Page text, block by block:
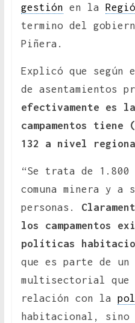
gestión en la
termino del
Piñera.
Explicó que
de asentamientos
efectivamente es la
campamentos
132 a nivel
“Se trata de 1.800
comuna minera y a
personas.
los campamentos
políticas
que es parte de un
multisectorial que
relación con la
habitacional, sino